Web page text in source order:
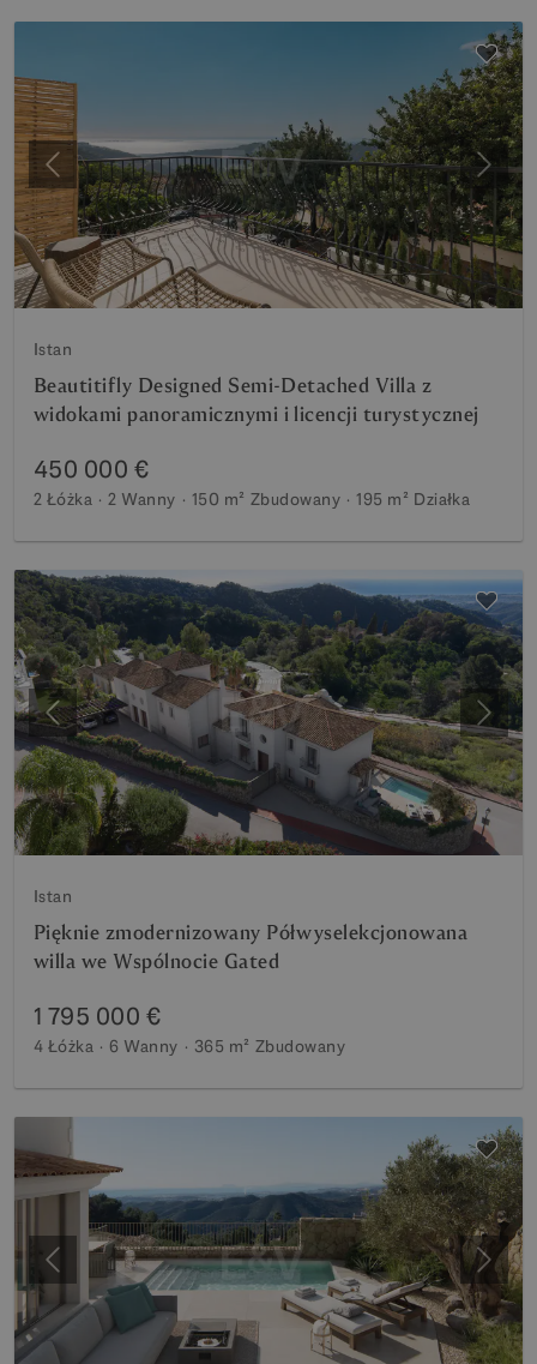
Poprzedni
Istan
Beautitifly Designed Semi-Detached Villa z
widokami panoramicznymi i licencji turystycznej
450 000 €
2 Łóżka 2 Wanny 150 m² Zbudowany 195 m² Działka
Poprzedni
Istan
Pięknie zmodernizowany Półwyselekcjonowana
willa we Wspólnocie Gated
1 795 000 €
4 Łóżka 6 Wanny 365 m² Zbudowany
Poprzedni